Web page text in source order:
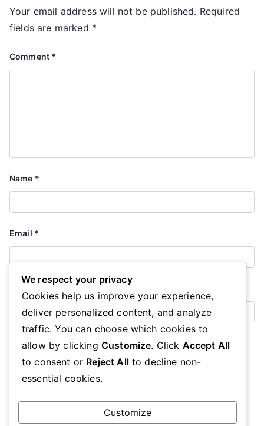
Your email address will not be published. Required
fields are marked *
Comment *
Name *
Email *
Save my name, email, and website in this browser for the
next time I comment.
We respect your privacy
Cookies help us improve your experience,
deliver personalized content, and analyze
traffic. You can choose which cookies to
allow by clicking Customize. Click Accept All
to consent or Reject Allto decline non-
essential cookies.
Customize